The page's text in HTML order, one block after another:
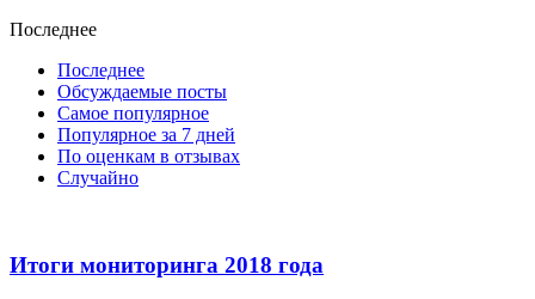
Последнее
Последнее
Обсуждаемые посты
Самое популярное
Популярное за 7 дней
По оценкам в отзывах
Случайно
Итоги мониторинга 2018 года